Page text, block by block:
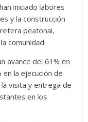
iniciado labores
y la construcción
peatonal,
comunidad.
avance del 61% en
en la ejecución de
visita y entrega de
en los